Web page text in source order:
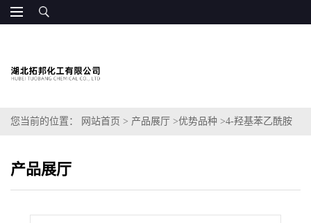
您当前的位置： 网站首页 > 产品展厅 >优势品种 >4-羟基苯乙酰胺
产品展厅